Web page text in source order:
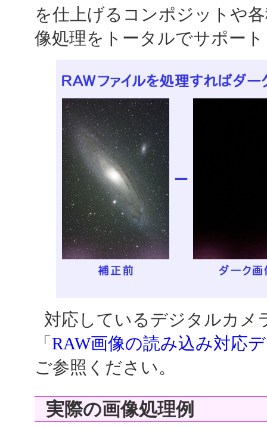
を仕上げるコンポジットや
像処理をトータルでサポー
対応しているデジタルカメ
「 RAW画像の読み込み対応
ご参照ください。
実際の画像処理例